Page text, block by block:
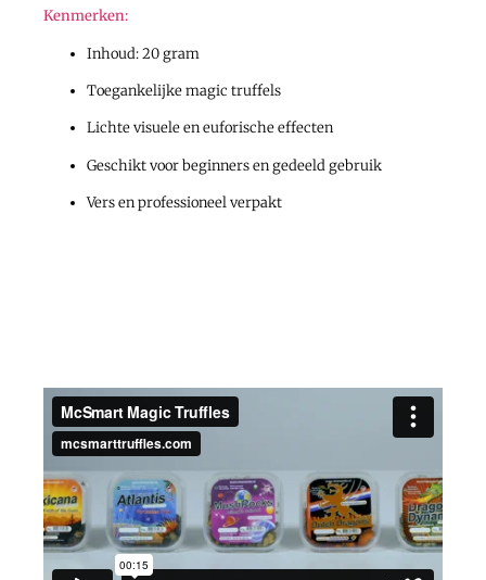
Kenmerken:
Inhoud: 20 gram
Toegankelijke magic truffels
Lichte visuele en euforische effecten
Geschikt voor beginners en gedeeld gebruik
Vers en professioneel verpakt